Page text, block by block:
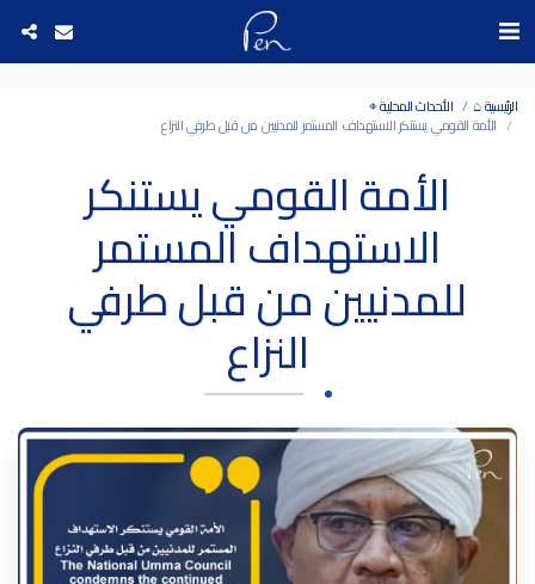
الرئيسية ⌂ الأحداث المحلية ⌖
الأمة القومي يستنكر الاستهداف المستمر للمدنيين من قبل طرفي النزاع
الأمة القومي يستنكر
الاستهداف المستمر
للمدنيين من قبل طرفي
النزاع